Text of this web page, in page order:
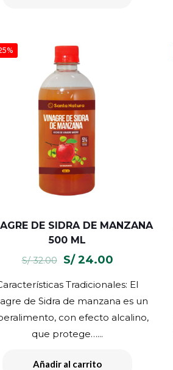
DE SIDRA DE MANZANA
500 ML
S/32.00
El
original
era:
S/ 32.00.
S/24.00El
actual
es:
S/ 24.00.
Tradicionales: El
de Sidra de manzana es un
con efecto alcalino,
que protege…...
Añadir al carrito